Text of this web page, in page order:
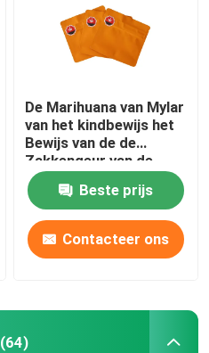
De Marihuana van Mylar
van het kindbewijs het
Bewijs van de de
Zakkengeur van de
Verpakkingsritssluiting
Beste prijs
Contacteer ons
(64)